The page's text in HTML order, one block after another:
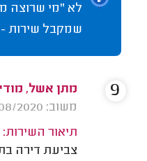
לא "מי שרוצה
שמקבל שירות -
מתן אשל,
משוב: 30/08/2020
תיאור השירות:
צביעת דירה
9